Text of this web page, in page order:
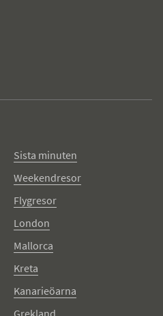
Sista minuten
Weekendresor
Flygresor
London
Mallorca
Kreta
Kanarieöarna
Grekland